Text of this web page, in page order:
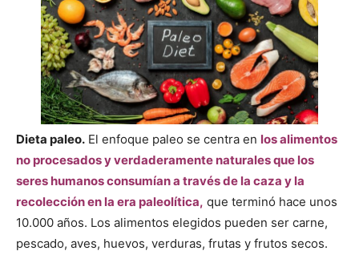
Dieta paleo. El enfoque paleo se centra en los alimentos
no procesados y verdaderamente naturales que los
seres humanos consumían a través de la caza y la
recolección en la era paleolítica, que terminó hace unos
10.000 años. Los alimentos elegidos pueden ser carne,
pescado, aves, huevos, verduras, frutas y frutos secos.